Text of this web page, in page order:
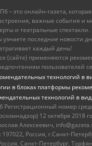
– это онлайн-газета,
важные события и
и театральные спектакли.
последние новости
каждый день!
(сайте) применяются
пользователей
технологий в
в блоках платформы
технологий в
Регистрационный номер
12 октября 2018
Алексеевич,
197022, Россия, г.Санкт-
Санкт-Петербург,